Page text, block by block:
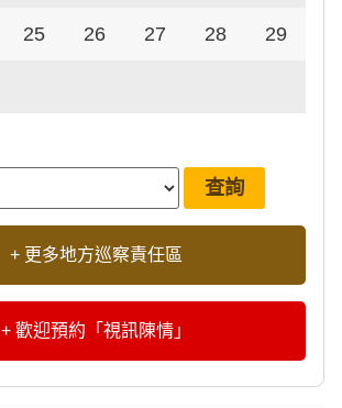
25 26 27 28 29
+ 更多地方巡察責任區
+ 歡迎預約「視訊陳情」